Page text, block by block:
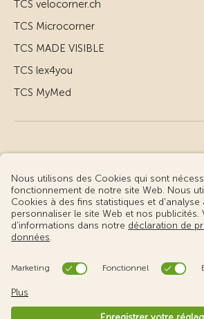
TCS velocorner.ch
TCS Microcorner
TCS MADE VISIBLE
TCS lex4you
TCS MyMed
Conditions d’utilisation –
Gestion des cookies